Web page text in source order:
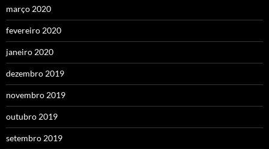
março 2020
fevereiro 2020
janeiro 2020
dezembro 2019
novembro 2019
outubro 2019
setembro 2019